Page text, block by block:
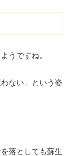
うですね。
ない」という姿
落としても蘇生